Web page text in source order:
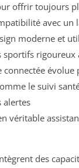
offrir toujours
avec un
moderne et
sportifs rigoureux
connectée évolue
le suivi
alertes
véritable
des